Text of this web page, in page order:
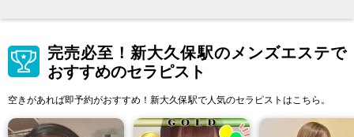
完売必至！新大久保駅のメンズエステで
おすすめのセラピスト
空きがあれば即予約がおすすめ！新大久保駅で人気のセラピストはこちら。